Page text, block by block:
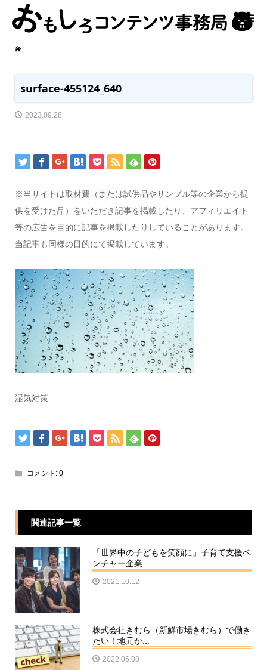
surface-455124_640
2023.09.28
※当サイトは取材費（または試供品やサンプル等の企業から提
供を受けた品）をいただき記事を掲載したり、アフィリエイト
等の広告を目的に記事を掲載したりしていることがあります。
当記事も同様の目的にて掲載しています。
湿気対策
コメント: 0
関連記事一覧
「世界中の子どもを笑顔に」子育て支援ベ
ンチャー企業...
2021.10.12
株式会社きむら（新鮮市場きむら）で働き
たい！地元か...
2022.06.08